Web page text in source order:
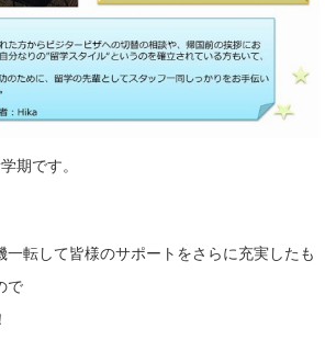
期です。
一転して皆様のサポートをさらに充実したも
で